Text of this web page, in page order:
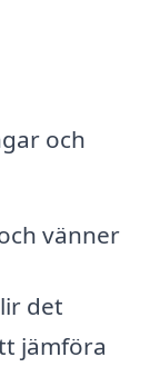
och
vänner
det
jämföra